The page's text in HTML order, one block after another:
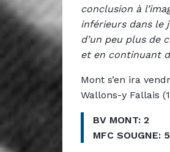
conclusion à
inférieurs dans le
d’un peu plus de
et en continuant
Mont s’en ira
Wallons-y Fallais
BV MONT: 2
MFC SOUGNE: 5